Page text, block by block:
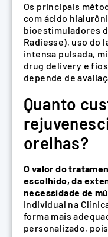
Os principais
com ácido
bioestimuladores
Radiesse), uso do
intensa pulsada,
drug delivery e
depende de
Quanto
orelhas?
O valor do
escolhido, da
necessidade de
individual na
forma mais
personalizado,